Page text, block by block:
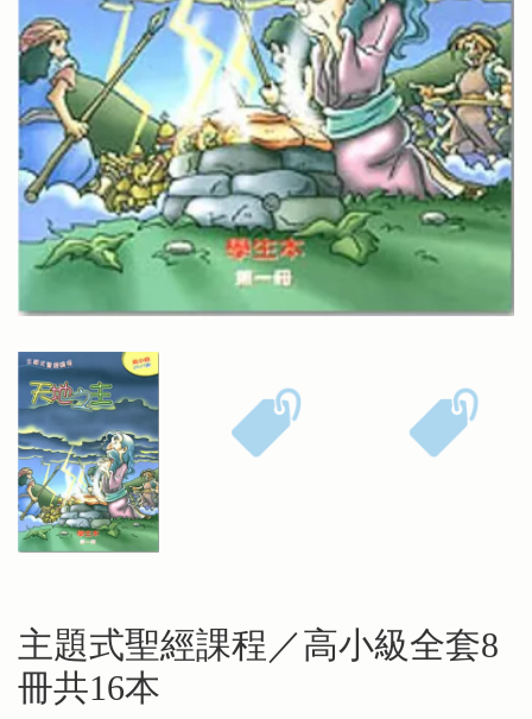
主題式聖經課程／高小級全套8
冊共16本